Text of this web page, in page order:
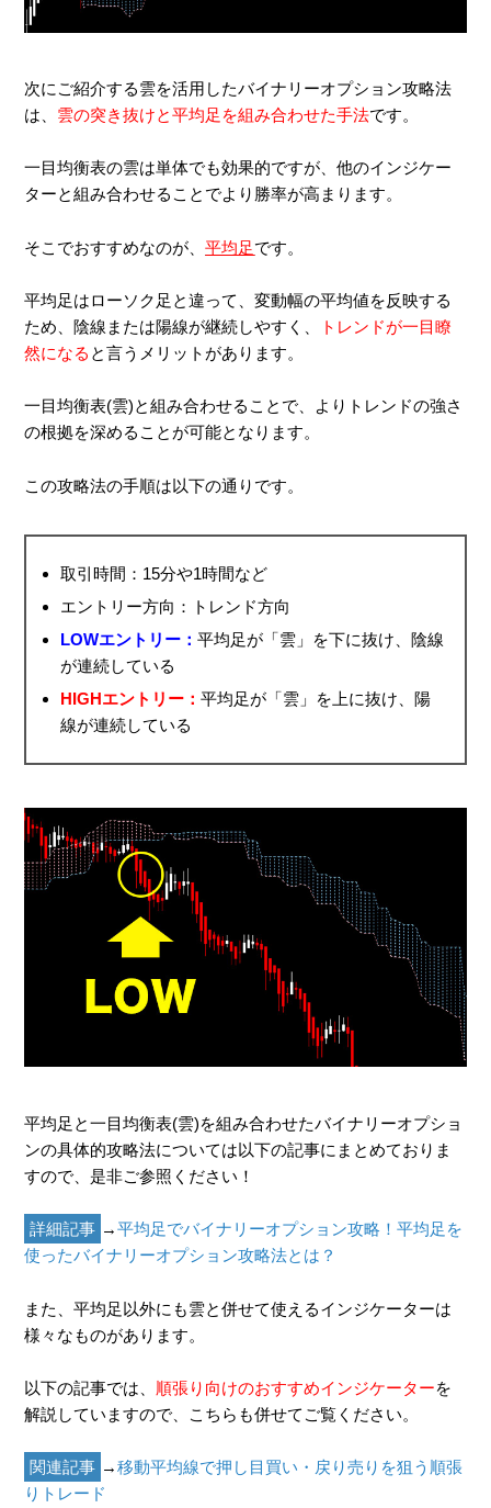
次にご紹介する雲を活用したバイナリーオプション攻略法
は、 雲の突き抜けと平均足を組み合わせた手法です。
一目均衡表の雲は単体でも効果的ですが、他のインジケー
ターと組み合わせることでより勝率が高まります。
そこでおすすめなのが、平均足です。
平均足はローソク足と違って、変動幅の平均値を反映する
ため、陰線または陽線が継続しやすく、
トレンドが一目瞭
然になる と言うメリットがあります。
一目均衡表(雲)と組み合わせることで、よりトレンドの強さ
の根拠を深めることが可能となります。
この攻略法の手順は以下の通りです。
取引時間：15分や1時間など
エントリー方向：トレンド方向
LOWエントリー：平均足が「雲」を下に抜け、陰線
が連続している
HIGHエントリー：平均足が「雲」を上に抜け、陽
線が連続している
平均足と一目均衡表(雲)を組み合わせたバイナリーオプショ
ンの具体的攻略法については以下の記事にまとめておりま
すので、是非ご参照ください！
詳細記事 →平均足でバイナリーオプション攻略！平均足を
使ったバイナリーオプション攻略法とは？
また、平均足以外にも雲と併せて使えるインジケーターは
様々なものがあります。
以下の記事では、 順張り向けのおすすめインジケーターを
解説していますので、こちらも併せてご覧ください。
関連記事 →移動平均線で押し目買い・戻り売りを狙う順張
りトレード